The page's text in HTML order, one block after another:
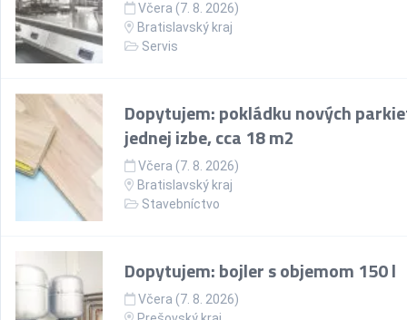
Včera (7. 8. 2026)
Bratislavský kraj
Servis
Dopytujem: pokládku nových
jednej izbe, cca 18 m2
Včera (7. 8. 2026)
Bratislavský kraj
Stavebníctvo
Dopytujem: bojler s objemom 150 l
Včera (7. 8. 2026)